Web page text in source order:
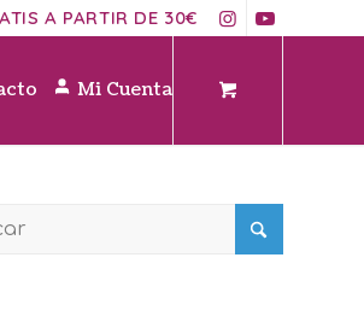
A PARTIR DE 30€
Mi Cuenta